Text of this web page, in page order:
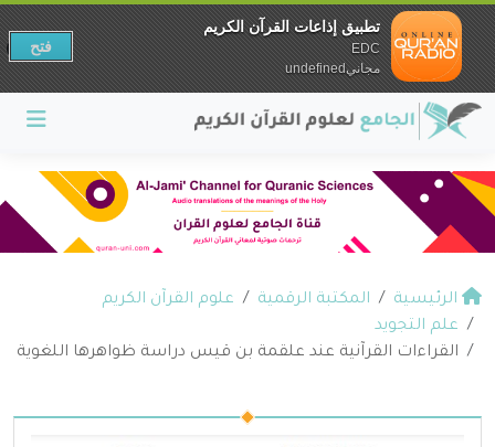
الرئيسية المكتبة الرقمية
علوم القرآن الكريم
علم التجويد
القراءات القرآنية عند علقمة بن قيس دراسة ظواهرها اللغوية
تطبيق إذاعات القرآن الكريم
EDC
مجانيundefined
فتح